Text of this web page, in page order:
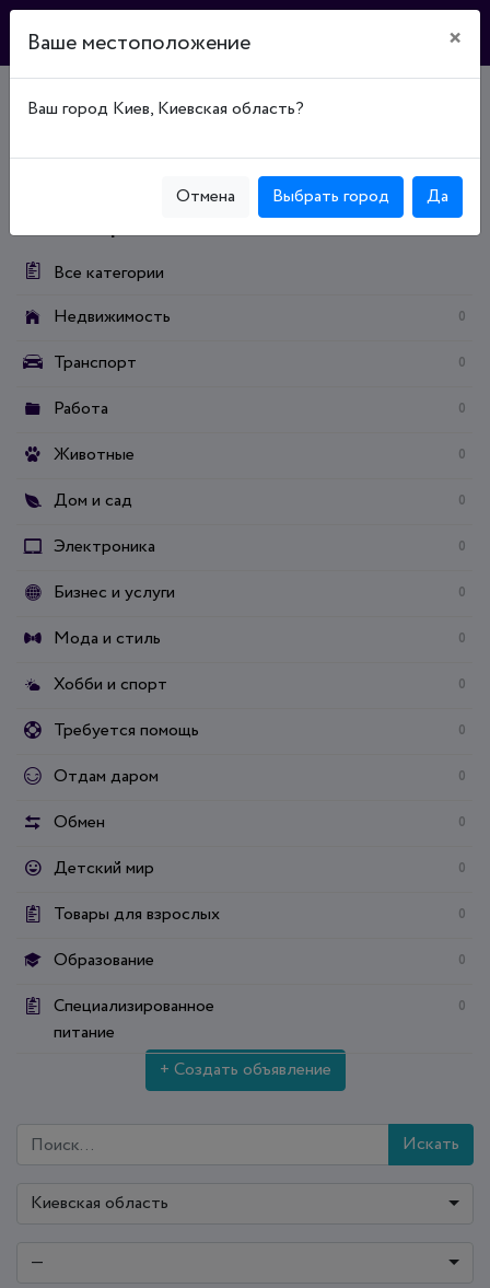
Главная Доска объявлений
Долгосрочная аренда
Долгосрочная аренда комнат
Все категории
Недвижимость
0
Транспорт 0
Работа 0
Животные 0
Дом и сад 0
Электроника 0
Бизнес и услуги 0
Мода и стиль 0
Хобби и спорт 0
Требуется помощь 0
Отдам даром 0
Обмен 0
Детский мир 0
Товары для взрослых 0
Образование 0
Специализированное
питание
0
+ Создать объявление
Искать
Киевская область
—
Ваше местоположение ×
Ваш город Киев, Киевская область?
Отмена Выбрать город Да